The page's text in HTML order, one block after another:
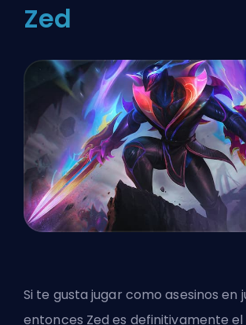
Zed
Si te gusta jugar como asesinos en
entonces Zed es definitivamente